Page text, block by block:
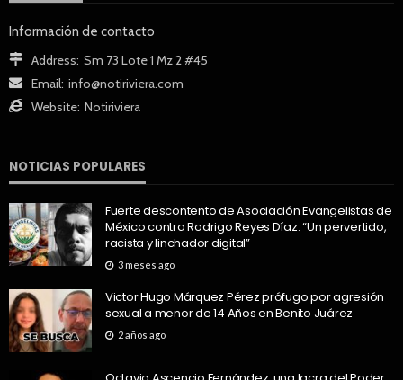
Información de contacto
Address: Sm 73 Lote 1 Mz 2 #45
Email: info@notiriviera.com
Website: Notiriviera
NOTICIAS POPULARES
Fuerte descontento de Asociación Evangelistas de
México contra Rodrigo Reyes Díaz: “Un pervertido,
racista y linchador digital”
3 meses ago
Victor Hugo Márquez Pérez prófugo por agresión
sexual a menor de 14 Años en Benito Juárez
2 años ago